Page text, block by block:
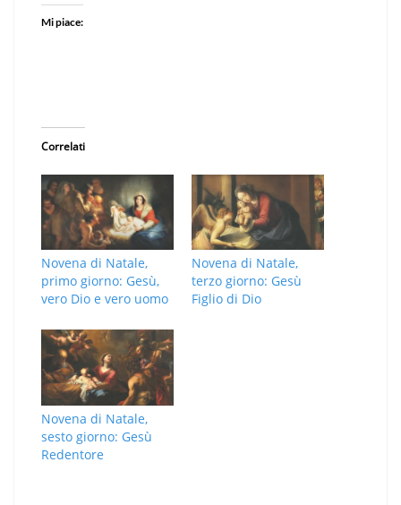
Mi piace:
Correlati
Novena di Natale,
primo giorno: Gesù,
vero Dio e vero uomo
Novena di Natale,
terzo giorno: Gesù
Figlio di Dio
Novena di Natale,
sesto giorno: Gesù
Redentore